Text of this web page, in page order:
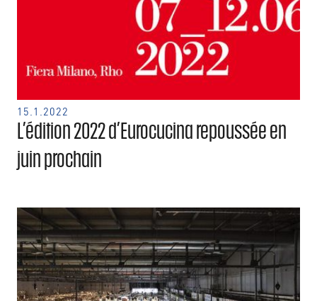
15.1.2022
L’édition 2022 d’Eurocucina repoussée en
juin prochain